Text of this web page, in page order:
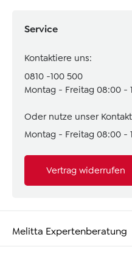
Service
Kontaktiere uns:
0810 -100 500
Montag - Freitag 08:00 -
Oder nutze unser
Montag - Freitag 08:00 -
Vertrag widerrufen
Melitta Expertenberatung